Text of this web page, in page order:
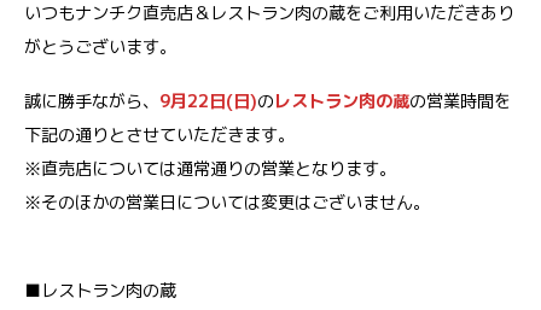
いつもナンチク直売店＆レストラン肉の蔵をご利用いただきあり
がとうございます。
誠に勝手ながら、 9月22日(日)のレストラン肉の蔵の営業時間を
下記の通りとさせていただきます。
※直売店については通常通りの営業となります。
※そのほかの営業日については変更はございません。
■レストラン肉の蔵